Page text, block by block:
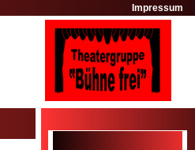
Impressum